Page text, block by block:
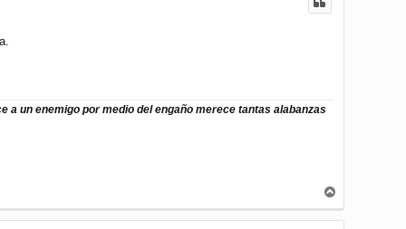
a un enemigo por medio del engaño merece tantas alabanzas
r
r